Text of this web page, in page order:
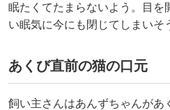
眠たくてたまらないよう。目を
い眠気に今にも閉じてしまいそ
あくび直前の猫の口元
飼い主さんはあんずちゃんがあ